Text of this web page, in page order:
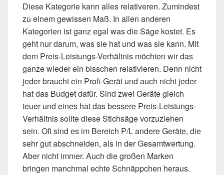
Diese Kategorie kann alles relativeren. Zumindest
zu einem gewissen Maß. In allen anderen
Kategorien ist ganz egal was die Säge kostet. Es
geht nur darum, was sie hat und was sie kann. Mit
dem Preis-Leistungs-Verhältnis möchten wir das
ganze wieder ein bisschen relativieren. Denn nicht
jeder braucht ein Profi-Gerät und auch nicht jeder
hat das Budget dafür. Sind zwei Geräte gleich
teuer und eines hat das bessere Preis-Leistungs-
Verhältnis sollte diese Stichsäge vorzuziehen
sein. Oft sind es im Bereich P/L andere Geräte, die
sehr gut abschneiden, als in der Gesamtwertung.
Aber nicht immer. Auch die großen Marken
bringen manchmal echte Schnäppchen heraus.